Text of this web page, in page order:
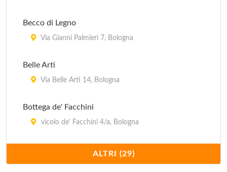
Becco di Legno
Via Gianni Palmieri 7, Bologna
Belle Arti
Via Belle Arti 14, Bologna
Bottega de' Facchini
vicolo de' Facchini 4/a, Bologna
Via Benedetto XIV 4, Bologna
ALTRI (29)